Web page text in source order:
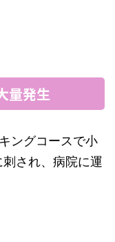
量発生
ングコースで小
され、病院に運